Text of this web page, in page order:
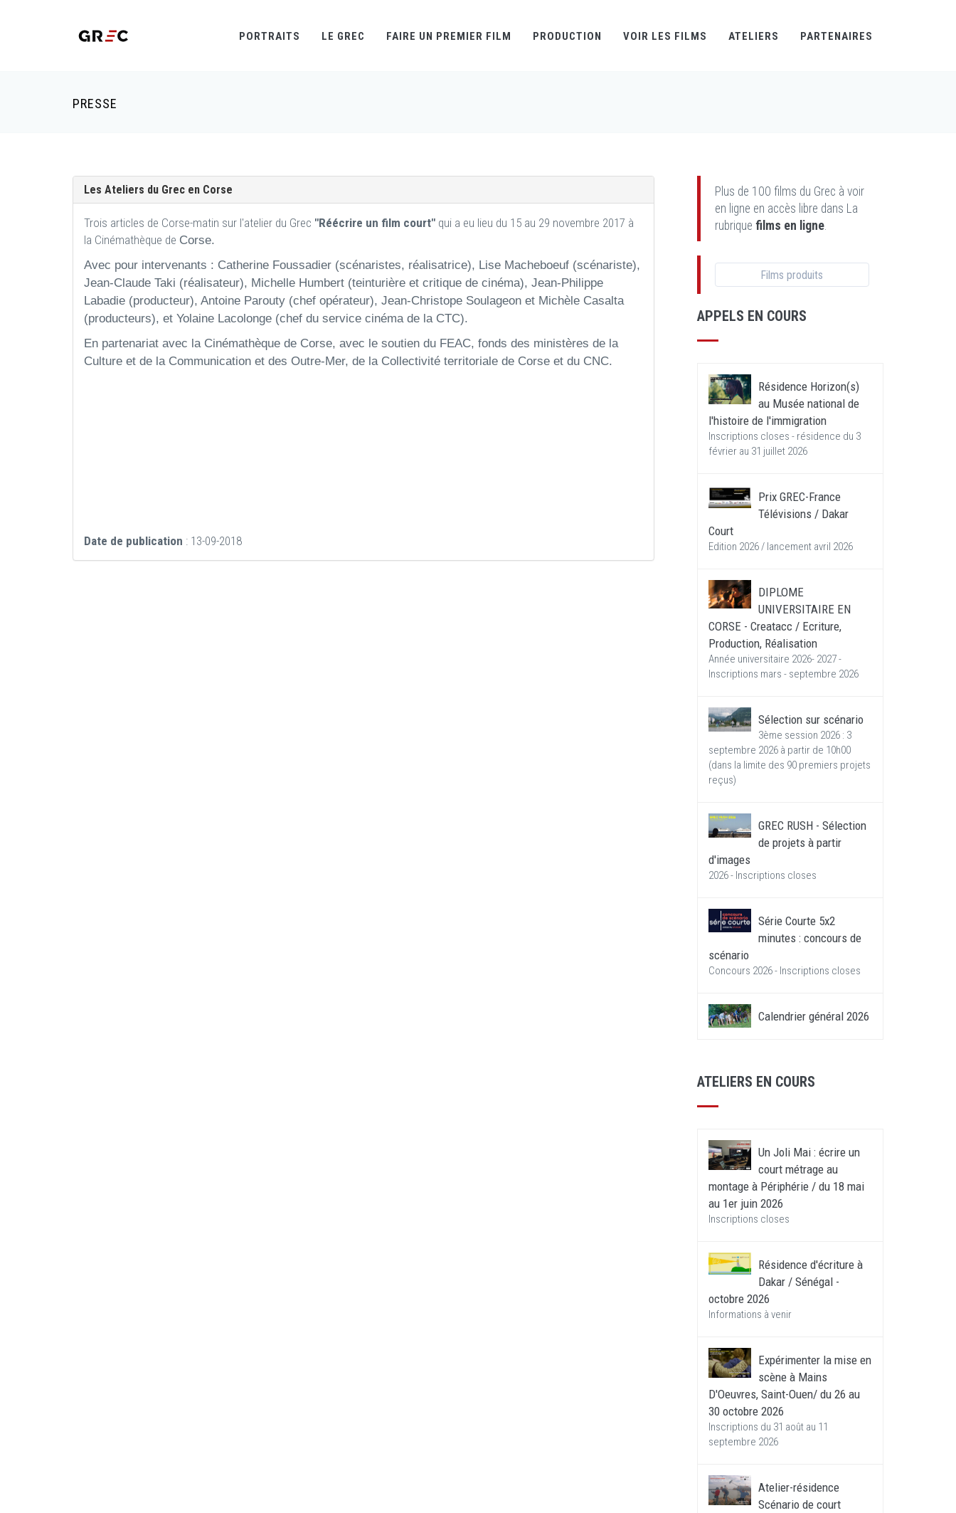
PORTRAITS LE GREC FAIRE UN PREMIER FILM PRODUCTION VOIR LES FILMS ATELIERS PARTENAIRES
PRESSE
Les Ateliers du Grec en Corse
Trois articles de Corse-matin sur l'atelier du Grec "Réécrire un film court" qui a eu lieu du 15 au 29 novembre 2017 à
la Cinémathèque de Corse.
Avec pour intervenants : Catherine Foussadier (scénaristes, réalisatrice), Lise Macheboeuf (scénariste),
Jean-Claude Taki (réalisateur), Michelle Humbert (teinturière et critique de cinéma), Jean-Philippe
Labadie (producteur), Antoine Parouty (chef opérateur), Jean-Christope Soulageon et Michèle Casalta
(producteurs), et Yolaine Lacolonge (chef du service cinéma de la CTC).
En partenariat avec la Cinémathèque de Corse, avec le soutien du FEAC, fonds des ministères de la
Culture et de la Communication et des Outre-Mer, de la Collectivité territoriale de Corse et du CNC.
Date de publication : 13-09-2018
Plus de 100 films du Grec à voir
en ligne en accès libre dans La
rubrique films en ligne.
Films produits
APPELS EN COURS
Résidence Horizon(s)
au Musée national de
l'histoire de l'immigration
Inscriptions closes - résidence du 3
février au 31 juillet 2026
Prix GREC-France
Télévisions / Dakar
Court
Edition 2026 / lancement avril 2026
DIPLOME
UNIVERSITAIRE EN
CORSE - Creatacc / Ecriture,
Production, Réalisation
Année universitaire 2026- 2027 -
Inscriptions mars - septembre 2026
Sélection sur scénario
3ème session 2026 : 3
septembre 2026 à partir de 10h00
(dans la limite des 90 premiers projets
reçus)
GREC RUSH - Sélection
de projets à partir
d'images
2026 - Inscriptions closes
Série Courte 5x2
minutes : concours de
scénario
Concours 2026 - Inscriptions closes
Calendrier général 2026
ATELIERS EN COURS
Un Joli Mai : écrire un
court métrage au
montage à Périphérie / du 18 mai
au 1er juin 2026
Inscriptions closes
Résidence d'écriture à
Dakar / Sénégal -
octobre 2026
Informations à venir
Expérimenter la mise en
scène à Mains
D'Oeuvres, Saint-Ouen/ du 26 au
30 octobre 2026
Inscriptions du 31 août au 11
septembre 2026
Atelier-résidence
Scénario de court